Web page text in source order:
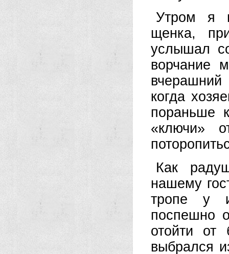
Утром я
щенка,
услышал
ворчание
когда
пораньше
«ключи»
Как
нашему
тропе у
поспешно
отойти от
выбрался